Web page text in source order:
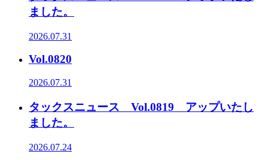
ました。
2026.07.31
Vol.0820
2026.07.31
タックスニュース Vol.0819 アップいたし
ました。
2026.07.24